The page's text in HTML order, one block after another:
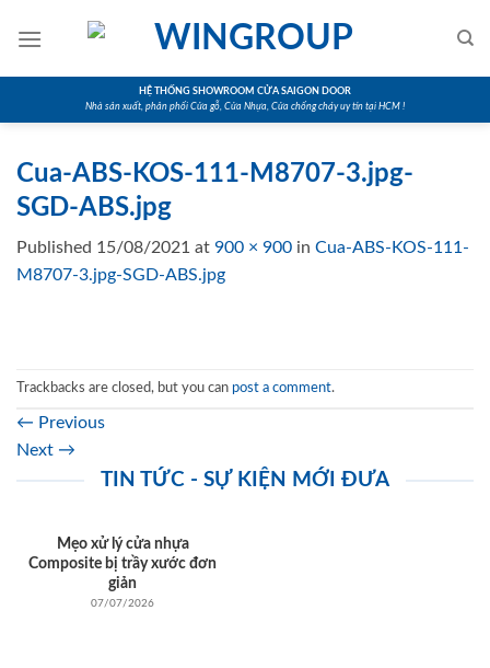
HỆ THỐNG SHOWROOM CỬA SAIGON DOOR
Nhà sản xuất, phân phối Cửa gỗ, Cửa Nhựa, Cửa chống cháy uy tín tại HCM !
Cua-ABS-KOS-111-M8707-3.jpg-
SGD-ABS.jpg
Published 15/08/2021 at 900 × 900 in Cua-ABS-KOS-111-
M8707-3.jpg-SGD-ABS.jpg
Trackbacks are closed, but you can post a comment.
← Previous
Next →
TIN TỨC - SỰ KIỆN MỚI ĐƯA
Mẹo xử lý cửa nhựa
Composite bị trầy xước đơn
giản
07/07/2026